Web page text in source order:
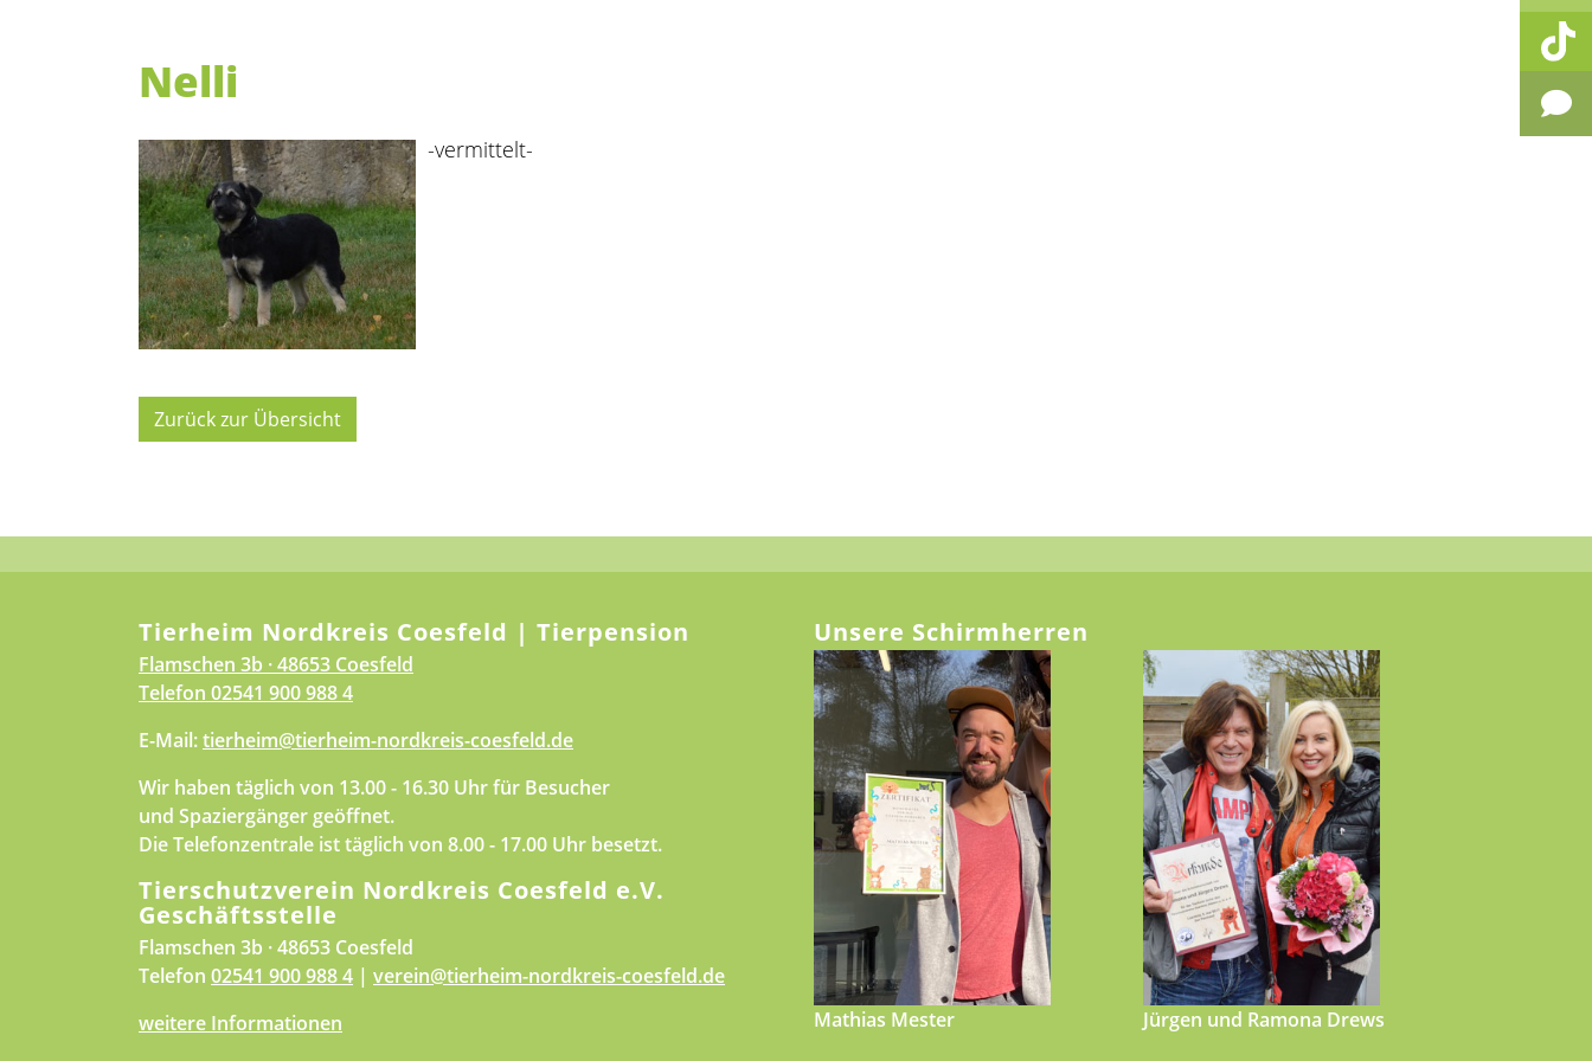
Nelli
-vermittelt-
Zurück zur Übersicht
Tierheim Nordkreis Coesfeld | Tierpension
Flamschen 3b · 48653 Coesfeld
Telefon 02541 900 988 4
E-Mail:tierheim@tierheim-nordkreis-coesfeld.de
Wir haben täglich von 13.00 - 16.30 Uhr für Besucher
und Spaziergänger geöffnet.
Die Telefonzentrale ist täglich von 8.00 - 17.00 Uhr besetzt.
Tierschutzverein Nordkreis Coesfeld e.V.
Geschäftsstelle
Flamschen 3b · 48653 Coesfeld
Telefon 02541 900 988 4 | verein@tierheim-nordkreis-coesfeld.de
weitere Informationen
Unsere Schirmherren
Mathias Mester Jürgen und Ramona Drews